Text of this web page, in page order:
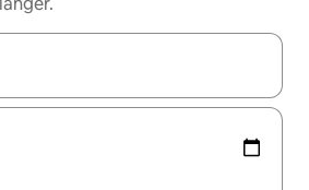
beschikbaar zijn, maak je een keuze